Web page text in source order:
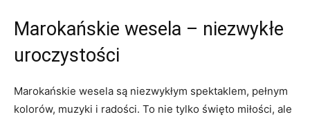
Marokańskie wesela⁣ – niezwykłe
uroczystości
Marokańskie ​wesela są niezwykłym spektaklem,‌ pełnym
kolorów, muzyki i⁣ radości. To ⁣nie tylko święto miłości, ale